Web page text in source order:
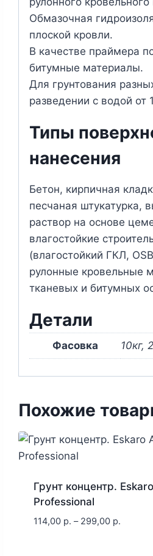
Обмазочная
плоской кровли.
В качестве праймера
битумные материалы.
Для грунтования
разведении с водой от
Типы
нанесения
Бетон, кирпичная
песчаная штукатурка,
раствор на основе
влагостойкие
(влагостойкий ГКЛ,
рулонные кровельные
тканевых и битумных
Детали
Фасовка 10кг,
Похожие
Грунт концентр.
Professional
114,00 р. – 299,00 р.